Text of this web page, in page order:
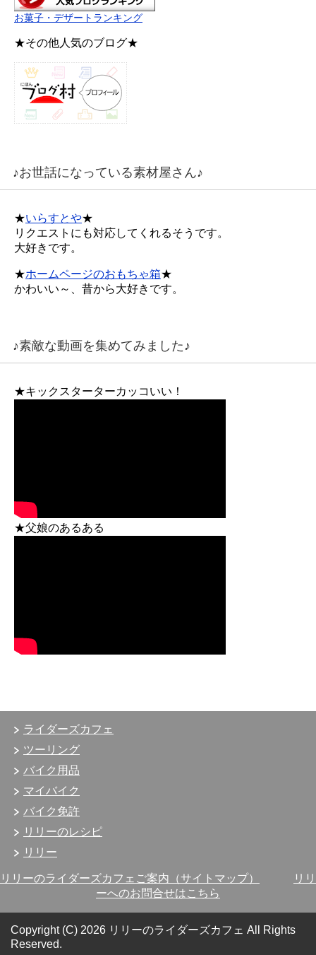
お菓子・デザートランキング
★その他人気のブログ★
♪お世話になっている素材屋さん♪
★いらすとや★
リクエストにも対応してくれるそうです。
大好きです。
★ホームページのおもちゃ箱★
かわいい～、昔から大好きです。
♪素敵な動画を集めてみました♪
★キックスターターカッコいい！
★父娘のあるある
ライダーズカフェ
ツーリング
バイク用品
マイバイク
バイク免許
リリーのレシピ
リリー
リリーのライダーズカフェご案内（サイトマップ）
リリ
ーへのお問合せはこちら
Copyright (C) 2026 リリーのライダーズカフェ All Rights
Reserved.